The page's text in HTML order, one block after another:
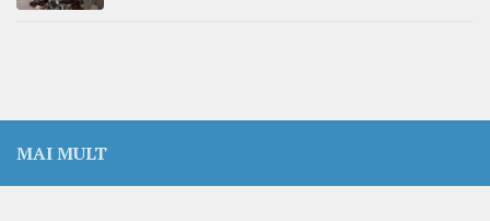
MAI MULT